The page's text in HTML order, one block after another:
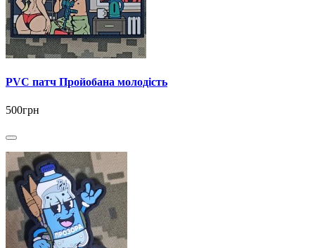
PVC патч Пройобана молодість
500грн